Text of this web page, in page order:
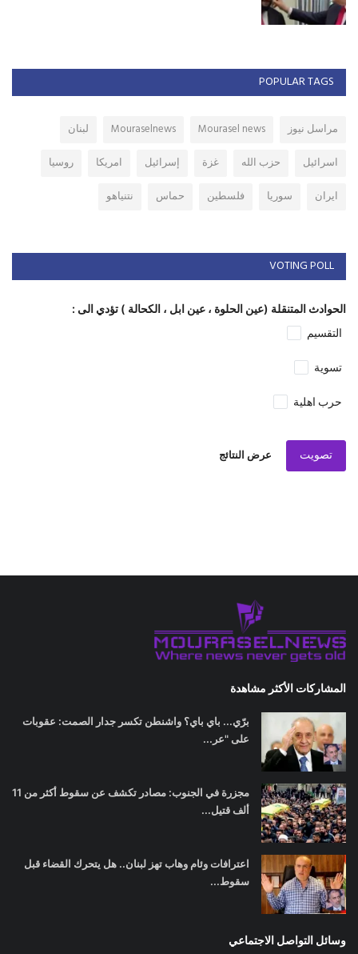
POPULAR TAGS
مراسل نيوز Mourasel news
Mouraselnews
لبنان
اسرائيل
حزب الله غزة إسرائيل امريكا
روسيا
ايران
سوريا فلسطين حماس نتنياهو
VOTING POLL
الحوادث المتنقلة (عين الحلوة ، عين ابل ، الكحالة ) تؤدي الى :
التقسيم
تسوية
حرب اهلية
تصويت عرض النتائج
المشاركات الأكثر مشاهدة
برّي... باي باي؟ واشنطن تكسر جدار الصمت: عقوبات
على "عر...
مجزرة في الجنوب: مصادر تكشف عن سقوط أكثر من 11
ألف قتيل...
اعترافات وئام وهاب تهز لبنان.. هل يتحرك القضاء قبل
سقوط...
وسائل التواصل الاجتماعي